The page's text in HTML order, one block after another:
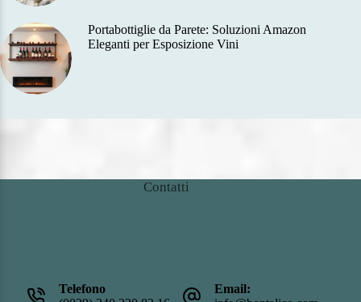
Portabottiglie da Parete: Soluzioni Amazon
Eleganti per Esposizione Vini
Contatti
Telefono
Email: